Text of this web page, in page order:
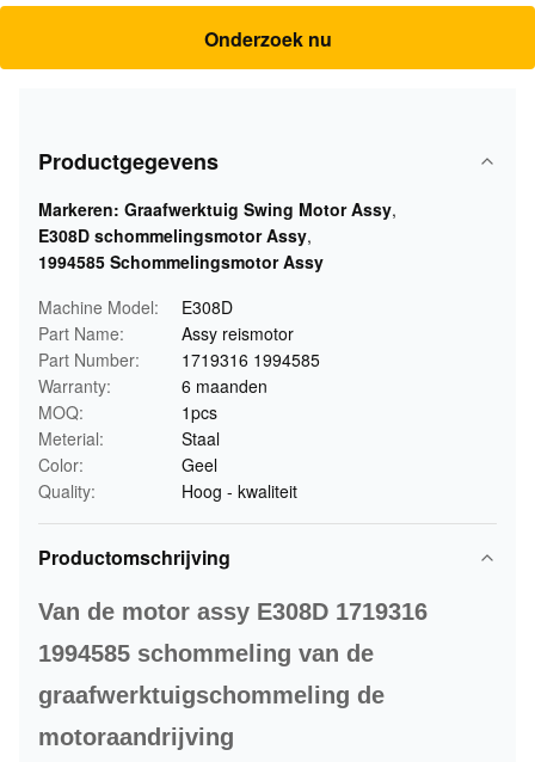
Onderzoek nu
Productgegevens
Markeren: Graafwerktuig Swing Motor Assy,
E308D schommelingsmotor Assy,
1994585 Schommelingsmotor Assy
Machine Model:
E308D
Part Name:
Assy reismotor
Part Number:
1719316 1994585
Warranty:
6 maanden
MOQ:
1pcs
Meterial:
Staal
Color:
Geel
Quality:
Hoog - kwaliteit
Productomschrijving
Van de motor assy E308D 1719316
1994585 schommeling van de
graafwerktuigschommeling de
motoraandrijving